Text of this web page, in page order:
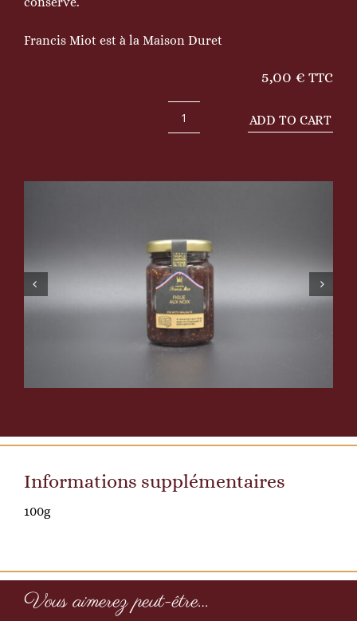
Francis Miot est à la Maison Duret
5,00 € TTC
Figue
ADD TO CART
Informations supplémentaires
100g
Vous aimerez peut-être…